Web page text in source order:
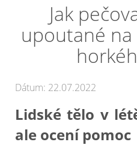
Matrace a
Invalidné vozíky
Zdravotnícke prístroje
Jak
upoutané
Dátum: 22.07.2022
Lidské tělo v
ale ocení pomoc